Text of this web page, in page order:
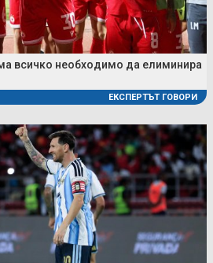
всичко необходимо да елиминира
ЕКСПЕРТЪТ ГОВОРИ